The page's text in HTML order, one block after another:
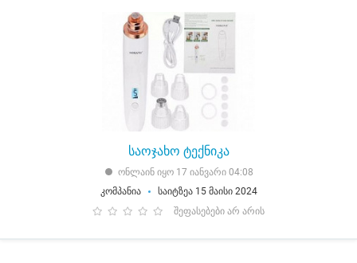
საოჯახო ტექნიკა
ონლაინ იყო 17 იანვარი 04:08
კომპანია
საიტზეა 15 მაისი 2024
შეფასებები არ არის